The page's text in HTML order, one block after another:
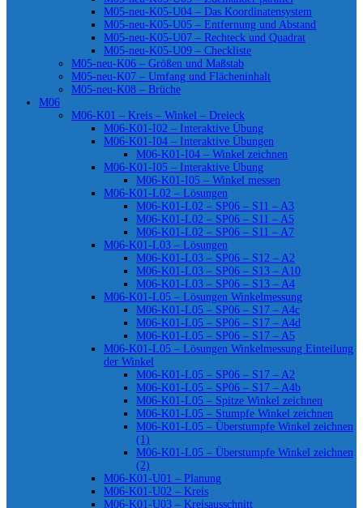
M05-neu-K05-U04 – Das Koordinatensystem
M05-neu-K05-U05 – Entfernung und Abstand
M05-neu-K05-U07 – Rechteck und Quadrat
M05-neu-K05-U09 – Checkliste
M05-neu-K06 – Größen und Maßstab
M05-neu-K07 – Umfang und Flächeninhalt
M05-neu-K08 – Brüche
M06
M06-K01 – Kreis – Winkel – Dreieck
M06-K01-I02 – Interaktive Übung
M06-K01-I04 – Interaktive Übungen
M06-K01-I04 – Winkel zeichnen
M06-K01-I05 – Interaktive Übung
M06-K01-I05 – Winkel messen
M06-K01-L02 – Lösungen
M06-K01-L02 – SP06 – S11 – A3
M06-K01-L02 – SP06 – S11 – A5
M06-K01-L02 – SP06 – S11 – A7
M06-K01-L03 – Lösungen
M06-K01-L03 – SP06 – S12 – A2
M06-K01-L03 – SP06 – S13 – A10
M06-K01-L03 – SP06 – S13 – A4
M06-K01-L05 – Lösungen Winkelmessung
M06-K01-L05 – SP06 – S17 – A4c
M06-K01-L05 – SP06 – S17 – A4d
M06-K01-L05 – SP06 – S17 – A5
M06-K01-L05 – Lösungen Winkelmessung Einteilung
der Winkel
M06-K01-L05 – SP06 – S17 – A2
M06-K01-L05 – SP06 – S17 – A4b
M06-K01-L05 – Spitze Winkel zeichnen
M06-K01-L05 – Stumpfe Winkel zeichnen
M06-K01-L05 – Überstumpfe Winkel zeichnen
(1)
M06-K01-L05 – Überstumpfe Winkel zeichnen
(2)
M06-K01-U01 – Planung
M06-K01-U02 – Kreis
M06-K01-U03 – Kreisausschnitt